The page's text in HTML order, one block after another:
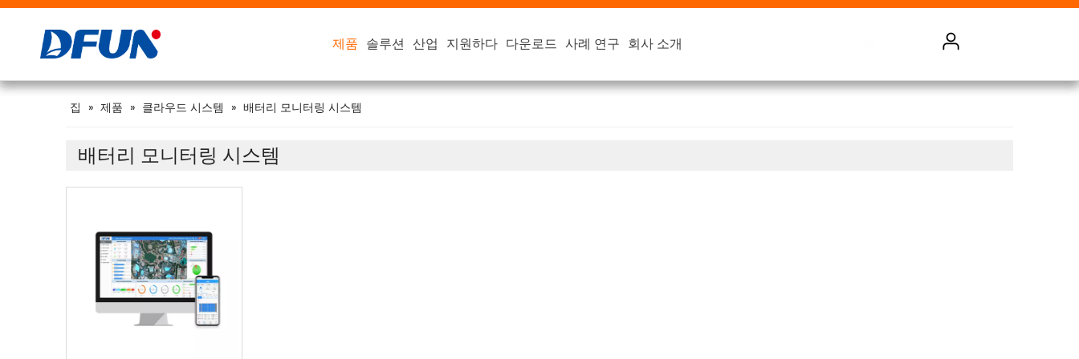
제품 솔루션 산업 지원하다 다운로드 사례 연구 회사 소개
제품 솔루션 산업 지원하다 다운로드 사례 연구 회사 소개
제품 솔루션 산업 지원하다 다운로드 사례 연구 회사 소개
제품 솔루션 산업 지원하다 다운로드 사례 연구 회사 소개
집 » 제품 » 클라우드 시스템 » 배터리 모니터링 시스템
배터리 모니터링 시스템